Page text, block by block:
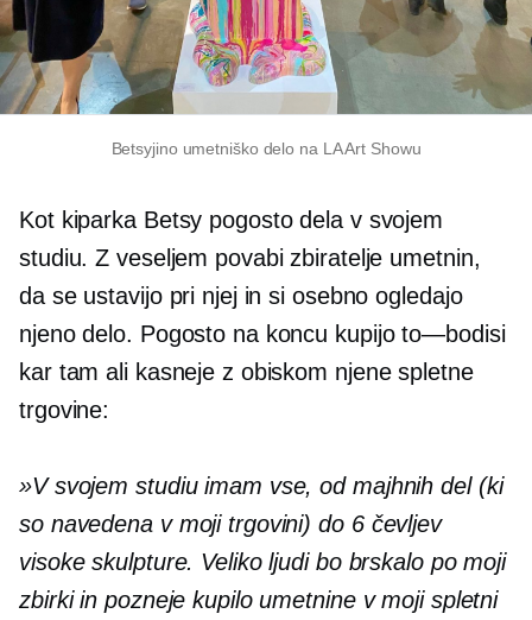
Betsyjino umetniško delo na LA Art Showu
Kot kiparka Betsy pogosto dela v svojem
studiu. Z veseljem povabi zbiratelje umetnin,
da se ustavijo pri njej in si osebno ogledajo
njeno delo. Pogosto na koncu kupijoto—bodisi
kar tam ali kasneje z obiskom njene spletne
trgovine:
»V svojem studiu imam vse, od majhnih del (ki
so navedena v moji trgovini) do 6 čevljev
visoke skulpture. Veliko ljudi bo brskalo po moji
zbirki in pozneje kupilo umetnine v moji spletni